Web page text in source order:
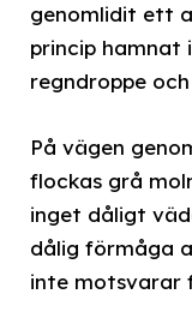
genomlidit ett
princip hamnat
regndroppe
På vägen
flockas grå
inget dåligt
dålig förmåga
inte motsvarar